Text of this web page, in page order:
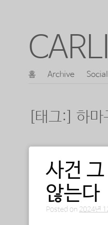
콘
로
홈 Archive
[태그:] 하마
포스트 내비
사건
않는다
Posted on 2024년